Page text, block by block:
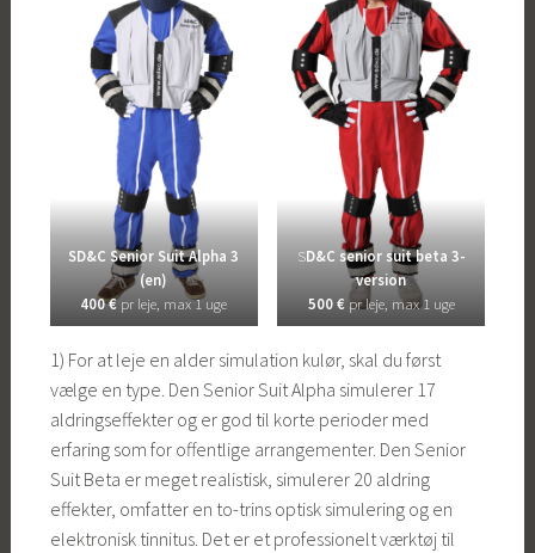
SD&C Senior Suit Alpha 3
(en)
400 €pr leje, max 1 uge
SD&C senior suit beta 3-
version
500 €pr leje, max 1 uge
1) For at leje en alder simulation kulør, skal du først
vælge en type. Den Senior Suit Alpha simulerer 17
aldringseffekter og er god til korte perioder med
erfaring som for offentlige arrangementer. Den Senior
Suit Beta er meget realistisk, simulerer 20 aldring
effekter, omfatter en to-trins optisk simulering og en
elektronisk tinnitus. Det er et professionelt værktøj til